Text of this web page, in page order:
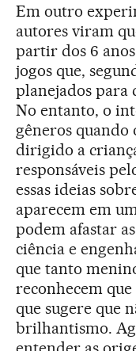
Em outro
autores viram
partir dos 6
jogos que,
planejados para
No entanto, o
gêneros quando
dirigido a
responsáveis
essas ideias
aparecem em
podem afastar
ciência e
que tanto
reconhecem
que sugere que
brilhantismo.